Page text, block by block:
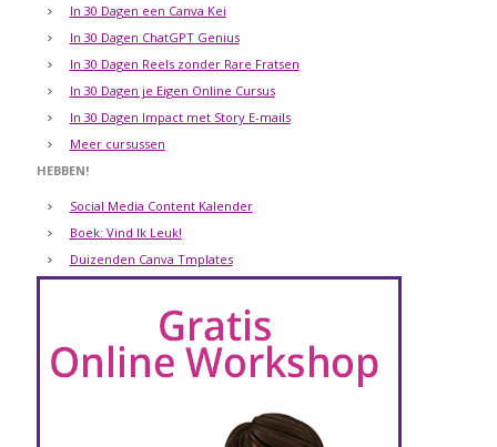
In 30 Dagen een Canva Kei
In 30 Dagen ChatGPT Genius
In 30 Dagen Reels zonder Rare Fratsen
In 30 Dagen je Eigen Online Cursus
In 30 Dagen Impact met Story E-mails
Meer cursussen
HEBBEN!
Social Media Content Kalender
Boek: Vind Ik Leuk!
Duizenden Canva Tmplates